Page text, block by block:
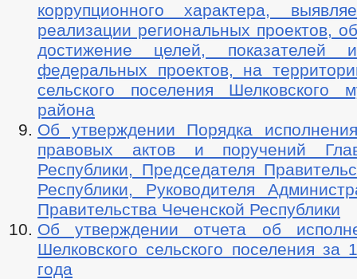
коррупционного характера,
реализации региональных проектов,
достижение целей, показателей и
федеральных проектов, на
сельского поселения Шелковского
района
Об утверждении Порядка
правовых актов и поручений
Республики, Председателя
Республики, Руководителя
Правительства Чеченской Республики
Об утверждении отчета об
Шелковского сельского поселения за
года